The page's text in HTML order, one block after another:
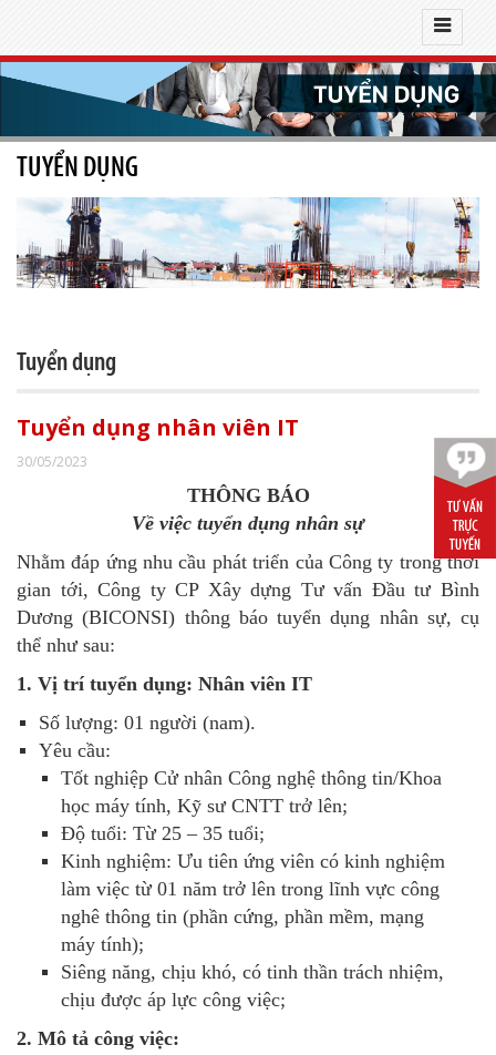
TUYỂN DỤNG
Tuyển dụng
Tuyển dụng nhân viên IT
30/05/2023
THÔNG BÁO
Về việc tuyển dụng nhân sự
Nhằm đáp ứng nhu cầu phát triển của Công ty trong thời
gian tới, Công ty CP Xây dựng Tư vấn Đầu tư Bình
Dương (BICONSI) thông báo tuyển dụng nhân sự, cụ
thể như sau:
1. Vị trí tuyển dụng: Nhân viên IT
Số lượng: 01 người (nam).
Yêu cầu:
Tốt nghiệp Cử nhân Công nghệ thông tin/Khoa
học máy tính, Kỹ sư CNTT trở lên;
Độ tuổi: Từ 25 – 35 tuổi;
Kinh nghiệm: Ưu tiên ứng viên có kinh nghiệm
làm việc từ 01 năm trở lên trong lĩnh vực công
nghê thông tin (phần cứng, phần mềm, mạng
máy tính);
Siêng năng, chịu khó, có tinh thần trách nhiệm,
chịu được áp lực công việc;
2. Mô tả công việc: